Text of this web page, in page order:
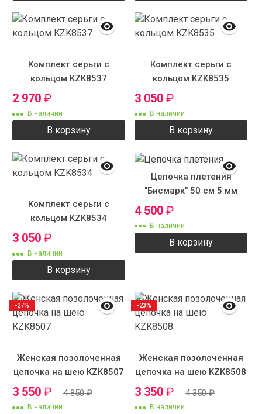
Комплект серьги с
кольцом KZK8537
2 970 ₽
В наличии
В корзину
Комплект серьги с
кольцом KZK8535
3 050 ₽
В наличии
В корзину
Комплект серьги с
кольцом KZK8534
3 050 ₽
В наличии
В корзину
Цепочка плетения
"Бисмарк" 50 см 5 мм
4 500 ₽
В наличии
В корзину
Женская позолоченная
цепочка на шею KZK8507
3 550 ₽ 4 850₽
В наличии
-27%
Женская позолоченная
цепочка на шею KZK8508
3 350 ₽ 4 350₽
В наличии
-23%